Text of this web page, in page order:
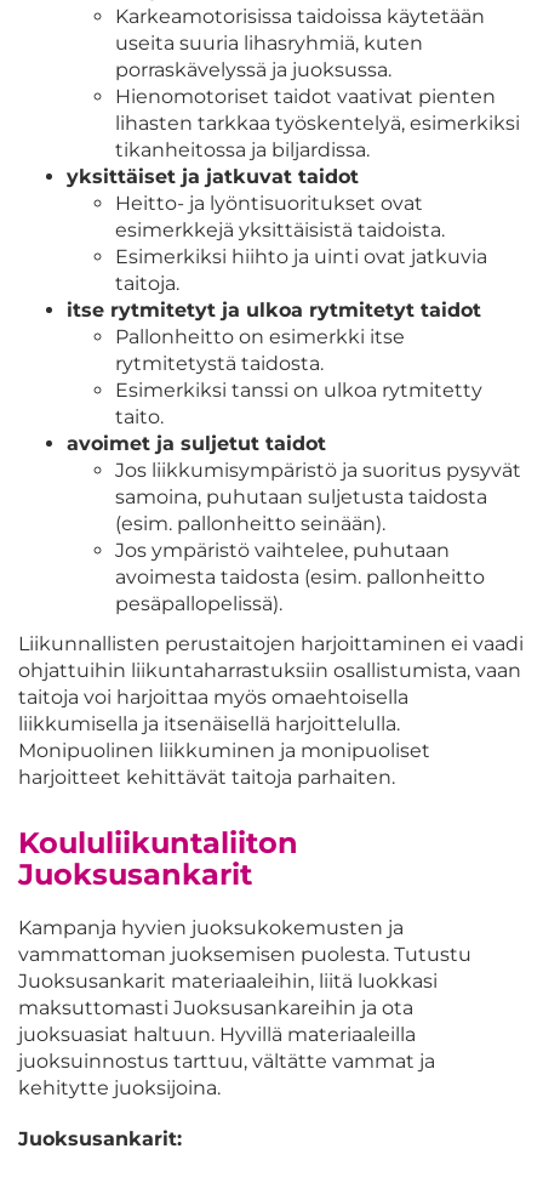
Karkeamotorisissa taidoissa käytetään
useita suuria lihasryhmiä, kuten
porraskävelyssä ja juoksussa.
Hienomotoriset taidot vaativat pienten
lihasten tarkkaa työskentelyä, esimerkiksi
tikanheitossa ja biljardissa.
yksittäiset ja jatkuvat taidot
Heitto- ja lyöntisuoritukset ovat
esimerkkejä yksittäisistä taidoista.
Esimerkiksi hiihto ja uinti ovat jatkuvia
taitoja.
itse rytmitetyt ja ulkoa rytmitetyt taidot
Pallonheitto on esimerkki itse
rytmitetystä taidosta.
Esimerkiksi tanssi on ulkoa rytmitetty
taito.
avoimet ja suljetut taidot
Jos liikkumisympäristö ja suoritus pysyvät
samoina, puhutaan suljetusta taidosta
(esim. pallonheitto seinään).
Jos ympäristö vaihtelee, puhutaan
avoimesta taidosta (esim. pallonheitto
pesäpallopelissä).
Liikunnallisten perustaitojen harjoittaminen ei vaadi
ohjattuihin liikuntaharrastuksiin osallistumista, vaan
taitoja voi harjoittaa myös omaehtoisella
liikkumisella ja itsenäisellä harjoittelulla.
Monipuolinen liikkuminen ja monipuoliset
harjoitteet kehittävät taitoja parhaiten.
Koululiikuntaliiton
Juoksusankarit
Kampanja hyvien juoksukokemusten ja
vammattoman juoksemisen puolesta. Tutustu
Juoksusankarit materiaaleihin, liitä luokkasi
maksuttomasti Juoksusankareihin ja ota
juoksuasiat haltuun. Hyvillä materiaaleilla
juoksuinnostus tarttuu, vältätte vammat ja
kehitytte juoksijoina.
Juoksusankarit: